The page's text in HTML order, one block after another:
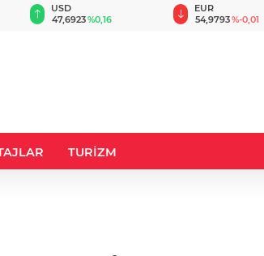
USD
47,6923%0,16
EUR
54,9793%-0,01
TURİZM